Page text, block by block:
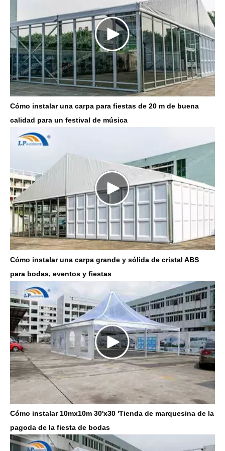
Cómo instalar una carpa para fiestas de 20 m de buena
calidad para un festival de música
Cómo instalar una carpa grande y sólida de cristal ABS
para bodas, eventos y fiestas
Cómo instalar 10mx10m 30'x30 'Tienda de marquesina de la
pagoda de la fiesta de bodas